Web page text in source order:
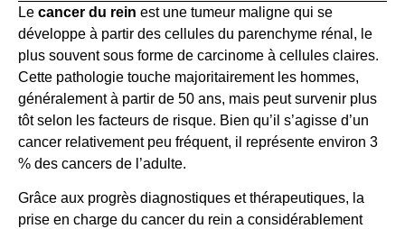
Le cancer du rein est une tumeur maligne qui se
développe à partir des cellules du parenchyme rénal, le
plus souvent sous forme de carcinome à cellules claires.
Cette pathologie touche majoritairement les hommes,
généralement à partir de 50 ans, mais peut survenir plus
tôt selon les facteurs de risque. Bien qu’il s’agisse d’un
cancer relativement peu fréquent, il représente environ 3
% des cancers de l’adulte.
Grâce aux progrès diagnostiques et thérapeutiques, la
prise en charge du cancer du rein a considérablement